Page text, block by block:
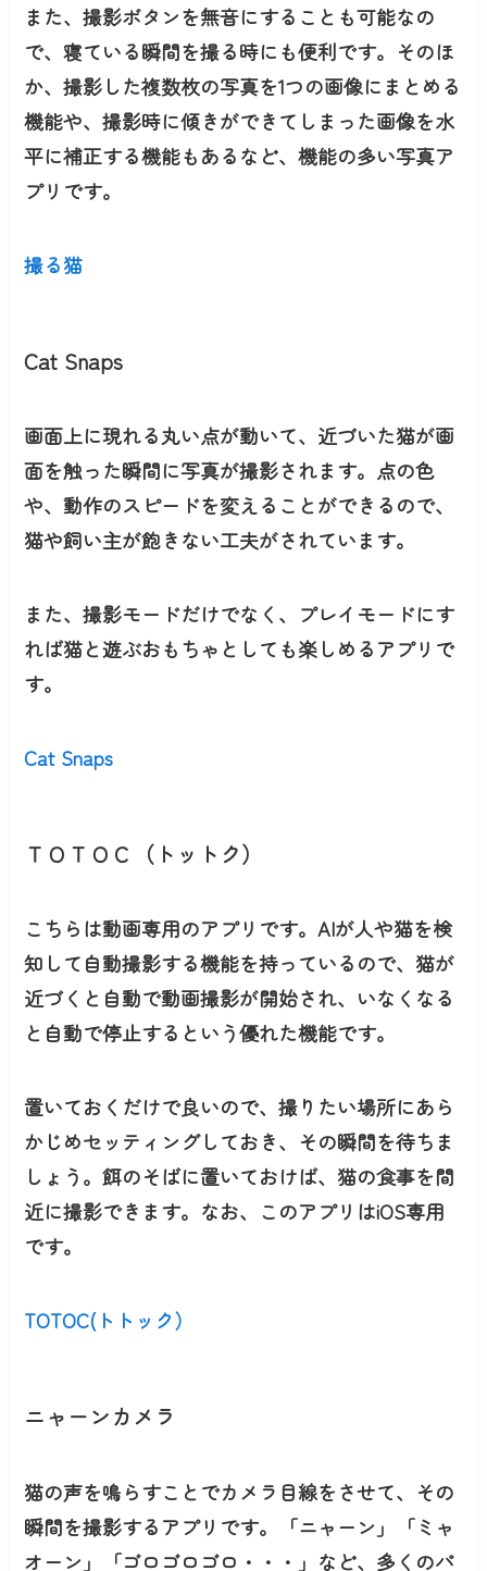
また、撮影ボタンを無音にすることも可能なの
で、寝ている瞬間を撮る時にも便利です。そのほ
か、撮影した複数枚の写真を1つの画像にまとめる
機能や、撮影時に傾きができてしまった画像を水
平に補正する機能もあるなど、機能の多い写真ア
プリです。
撮る猫
Cat Snaps
画面上に現れる丸い点が動いて、近づいた猫が画
面を触った瞬間に写真が撮影されます。点の色
や、動作のスピードを変えることができるので、
猫や飼い主が飽きない工夫がされています。
また、撮影モードだけでなく、プレイモードにす
れば猫と遊ぶおもちゃとしても楽しめるアプリで
す。
Cat Snaps
ＴＯＴＯＣ（トットク）
こちらは動画専用のアプリです。AIが人や猫を検
知して自動撮影する機能を持っているので、猫が
近づくと自動で動画撮影が開始され、いなくなる
と自動で停止するという優れた機能です。
置いておくだけで良いので、撮りたい場所にあら
かじめセッティングしておき、その瞬間を待ちま
しょう。餌のそばに置いておけば、猫の食事を間
近に撮影できます。なお、このアプリはiOS専用
です。
TOTOC(トトック）
ニャーンカメラ
猫の声を鳴らすことでカメラ目線をさせて、その
瞬間を撮影するアプリです。「ニャーン」「ミャ
オーン」「ゴロゴロゴロ・・・」など、多くのパ